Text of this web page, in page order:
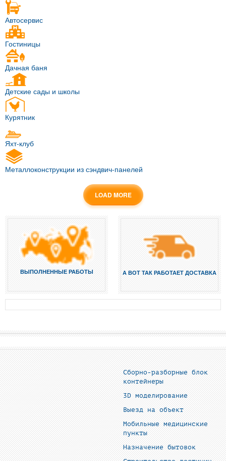
Автосервис
Гостиницы
Дачная баня
Детские сады и школы
Курятник
Яхт-клуб
Металлоконструкции из сэндвич-панелей
LOAD MORE
ВЫПОЛНЕННЫЕ РАБОТЫ А ВОТ ТАК РАБОТАЕТ ДОСТАВКА
Сборно-разборные блок
контейнеры
3D моделирование
Выезд на объект
Мобильные медицинские
пункты
Назначение бытовок